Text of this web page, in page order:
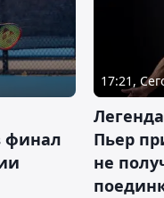
финал
17:21,
Пьер
не